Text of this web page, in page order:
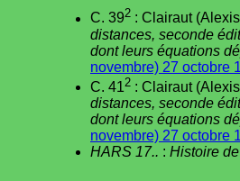
C. 392 : Clairaut
distances, seconde
dont leurs équations
novembre) 27 octobre
C. 412 : Clairaut
distances, seconde
dont leurs équations
novembre) 27 octobre
HARS 17.. : Histoire